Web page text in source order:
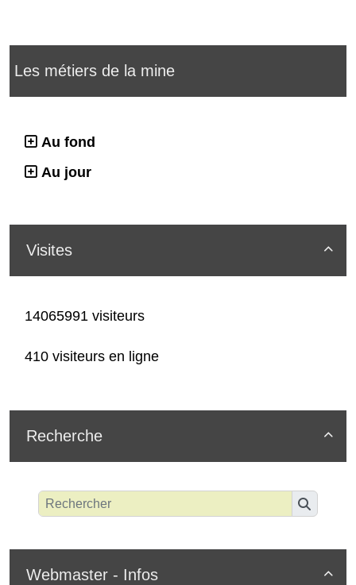
Les métiers de la mine
Au fond
Au jour

Visites
14065991 visiteurs
410 visiteurs en ligne

Recherche

Webmaster - Infos